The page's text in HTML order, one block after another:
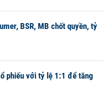
BSR, MB chốt quyền, tỷ
phiếu với tỷ lệ 1:1 để tăng